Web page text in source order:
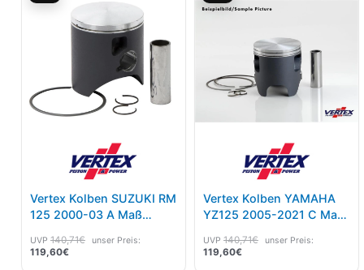
Vertex Kolben SUZUKI RM
125 2000-03 A Maß
UVP 140,71€
140,71€
unser Preis:
119,60€
119,60€.
Vertex Kolben YAMAHA
YZ125 2005-2021 C Maß
UVP 140,71€
war:
unser Preis:
119,60€
ist: